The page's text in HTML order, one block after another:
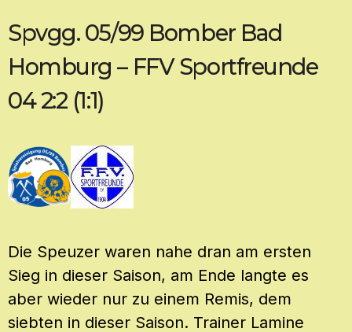
Spvgg. 05/99 Bomber Bad
Homburg – FFV Sportfreunde
04 2:2 (1:1)
Die Speuzer waren nahe dran am ersten
Sieg in dieser Saison, am Ende langte es
aber wieder nur zu einem Remis, dem
siebten in dieser Saison. Trainer Lamine